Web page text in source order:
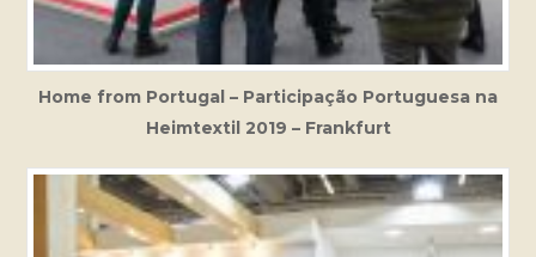
Home from Portugal – Participação Portuguesa na
Heimtextil 2019 – Frankfurt